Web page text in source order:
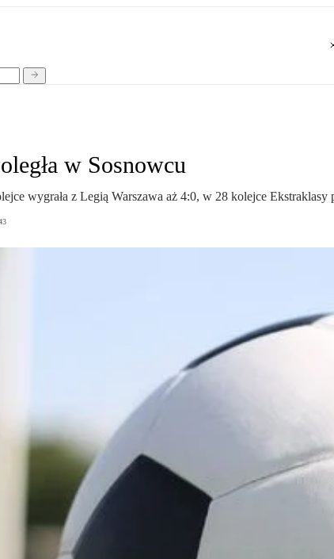
w Sosnowcu
wygrała z Legią Warszawa aż 4:0, w 28 kolejce